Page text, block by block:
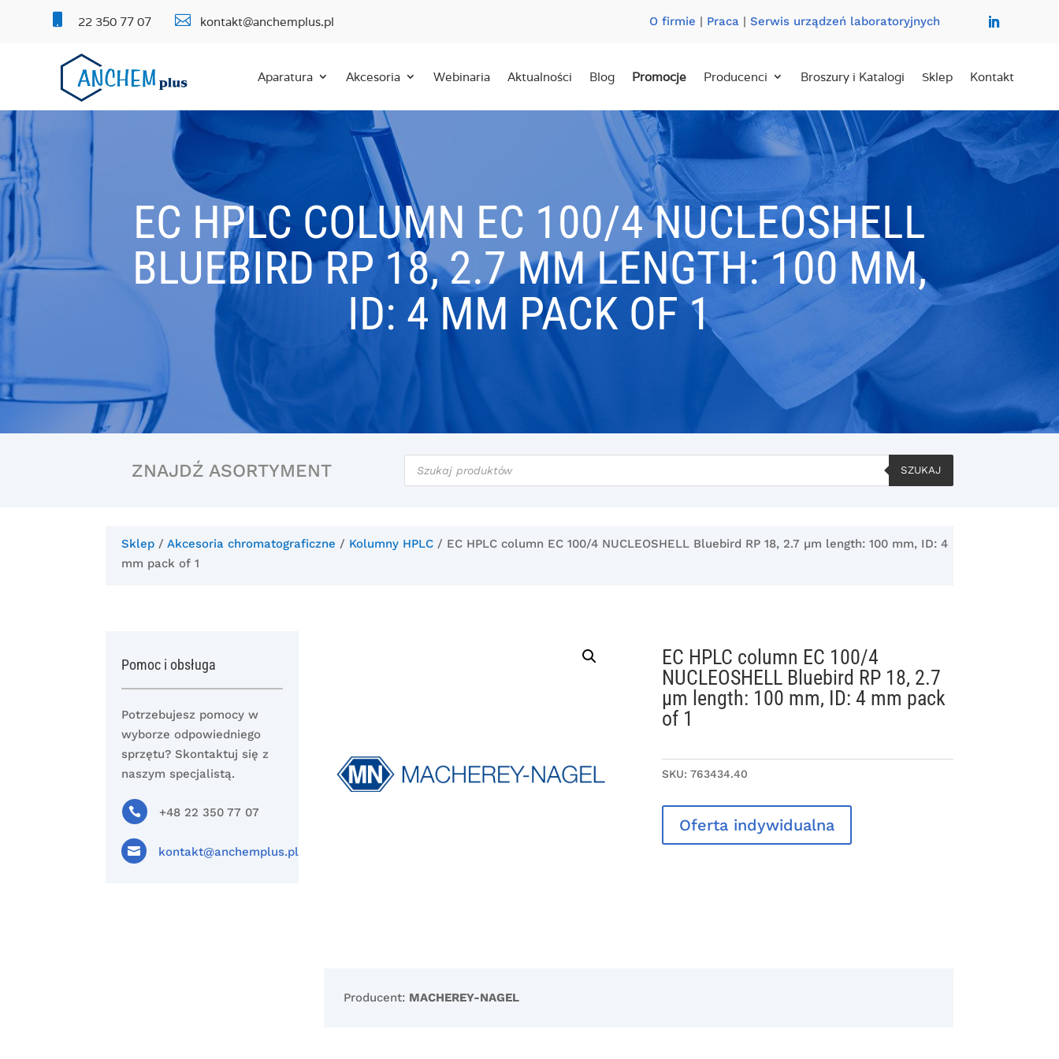
22 350 77 07  kontakt@anchemplus.pl O firmie | Praca| Serwis urządzeń laboratoryjnych
Aparatura Akcesoria Webinaria Aktualności Blog Promocje Producenci Broszury i Katalogi Sklep Kontakt
EC HPLC COLUMN EC 100/4 NUCLEOSHELL
BLUEBIRD RP 18, 2.7 ΜM LENGTH: 100 MM,
ID: 4 MM PACK OF 1
ZNAJDŹ ASORTYMENT
Wyszukiwarka
produktów
SZUKAJ
Sklep /Akcesoria chromatograficzne / Kolumny HPLC / EC HPLC column EC 100/4 NUCLEOSHELL Bluebird RP 18, 2.7 µm length: 100 mm, ID: 4
mm pack of 1
Pomoc i obsługa
Potrzebujesz pomocy w
wyborze odpowiedniego
sprzętu? Skontaktuj się z
naszym specjalistą.
 +48 22 350 77 07
 kontakt@anchemplus.pl
EC HPLC column EC 100/4
NUCLEOSHELL Bluebird RP 18, 2.7
µm length: 100 mm, ID: 4 mm pack
of 1
SKU:763434.40
Oferta indywidualna
Producent: MACHEREY-NAGEL